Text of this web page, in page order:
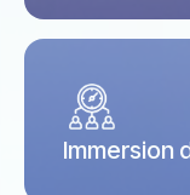
Immersion